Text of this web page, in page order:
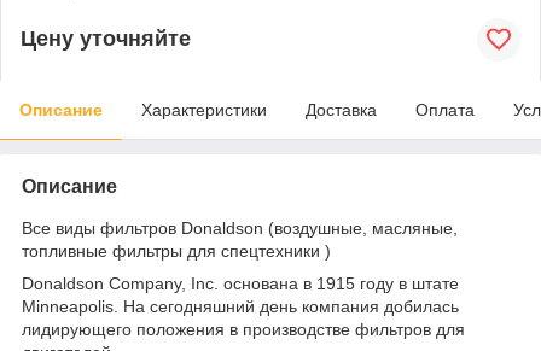
Цену уточняйте
Описание Характеристики Доставка Оплата
Описание
Все виды фильтров Donaldson (воздушные, масляные,
топливные фильтры для спецтехники )
Donaldson Company, Inc. основана в 1915 году в штате
Minneapolis. На сегодняшний день компания добилась
лидирующего положения в производстве фильтров для